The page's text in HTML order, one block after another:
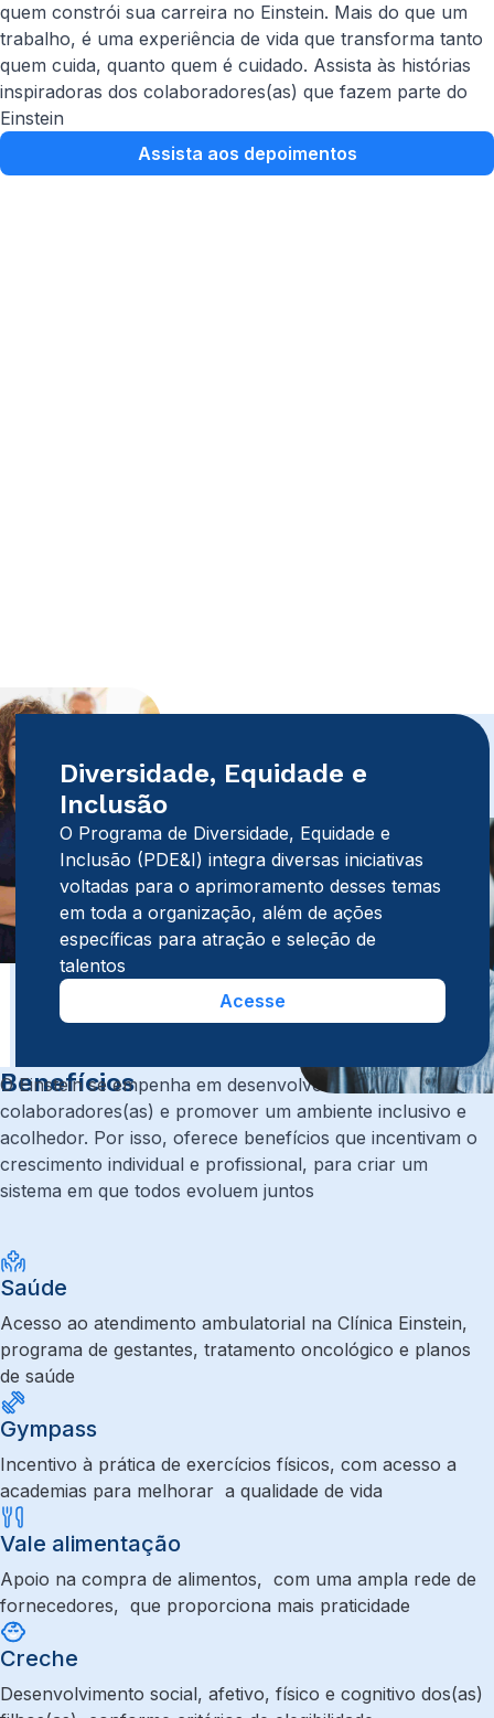
quem constrói sua carreira no Einstein. Mais do que um
trabalho, é uma experiência de vida que transforma tanto
quem cuida, quanto quem é cuidado. Assista às histórias
inspiradoras dos colaboradores(as) que fazem parte do
Einstein
Assista aos depoimentos
Diversidade, Equidade e
Inclusão
O Programa de Diversidade, Equidade e
Inclusão (PDE&I) integra diversas iniciativas
voltadas para o aprimoramento desses temas
em toda a organização, além de ações
específicas para atração e seleção de
talentos
Acesse
Benefícios
O Einstein se empenha em desenvolver seus(uas)
colaboradores(as) e promover um ambiente inclusivo e
acolhedor. Por isso, oferece benefícios que incentivam o
crescimento individual e profissional, para criar um
sistema em que todos evoluem juntos
Saúde
Acesso ao atendimento ambulatorial na Clínica Einstein,
programa de gestantes, tratamento oncológico e planos
de saúde
Gympass
Incentivo à prática de exercícios físicos, com acesso a
academias para melhorar a qualidade de vida
Vale alimentação
Apoio na compra de alimentos, com uma ampla rede de
fornecedores, que proporciona mais praticidade
Creche
Desenvolvimento social, afetivo, físico e cognitivo dos(as)